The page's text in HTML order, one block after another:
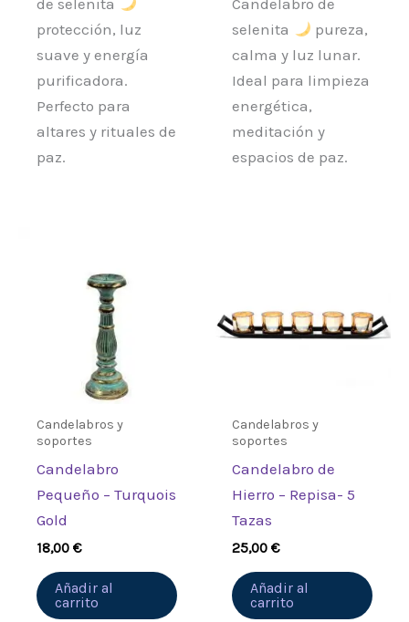
de selenita
protección, luz
suave y energía
purificadora.
Perfecto para
altares y rituales de
paz.
Candelabro de
selenita
pureza,
calma y luz lunar.
Ideal para limpieza
energética,
meditación y
espacios de paz.
Candelabros y
soportes
Candelabro
Pequeño – Turquois
Gold
18,00€
Añadir al
carrito
Candelabros y
soportes
Candelabro de
Hierro – Repisa- 5
Tazas
25,00€
Añadir al
carrito